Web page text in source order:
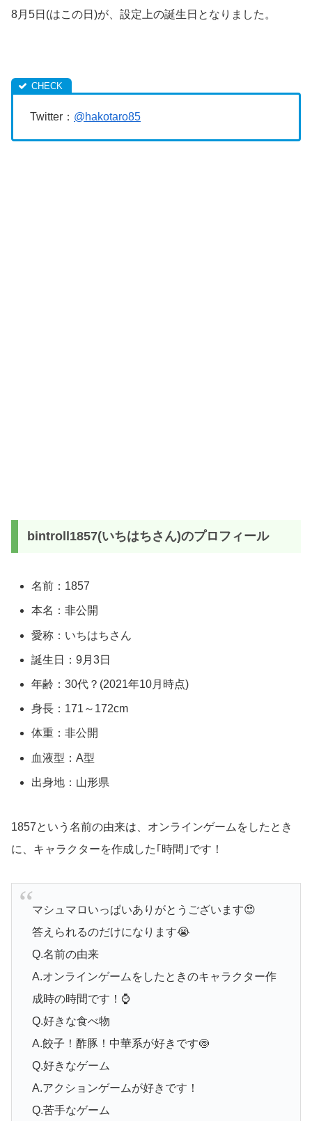
8月5日(はこの日)が、設定上の誕生日となりました。
Twitter： @hakotaro85
bintroll1857(いちはちさん)のプロフィール
名前：1857
本名：非公開
愛称：いちはちさん
誕生日：9月3日
年齢：30代？(2021年10月時点)
身長：171～172cm
体重：非公開
血液型：A型
出身地：山形県
1857という名前の由来は、オンラインゲームをしたとき
に、キャラクターを作成した｢時間｣です！
マシュマロいっぱいありがとうございます😍
答えられるのだけになります😭
Q.名前の由来
A.オンラインゲームをしたときのキャラクター作
成時の時間です！⌚️
Q.好きな食べ物
A.餃子！酢豚！中華系が好きです🍥
Q.好きなゲーム
A.アクションゲームが好きです！
Q.苦手なゲーム